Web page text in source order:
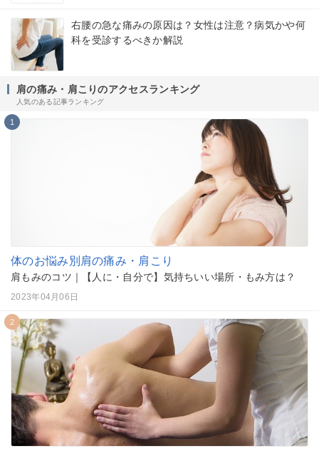
右腰の急な痛みの原因は？女性は注意？病気かや何
科を受診するべきか解説
肩の痛み・肩こりのアクセスランキング
人気のある記事ランキング
1
体のお悩み別 肩の痛み・肩こり
肩もみのコツ｜【人に・自分で】気持ちいい場所・もみ方は？
2023年04月06日
2